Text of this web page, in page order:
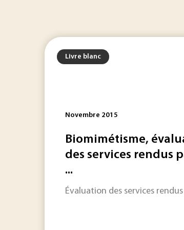
Livre blanc
Novembre 2015
Biomimétisme,
des services rendus
...
Évaluation des services